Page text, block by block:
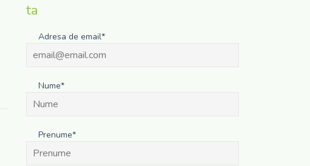
ta
Adresa de email*
Nume*
Prenume*